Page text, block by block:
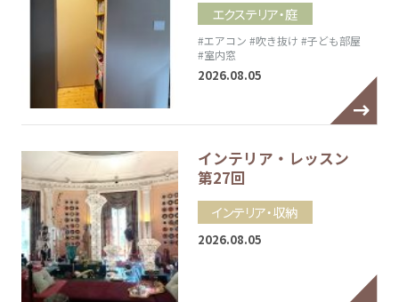
エクステリア・庭
#エアコン #吹き抜け #子ども部屋
#室内窓
2026.08.05
インテリア・レッスン
第27回
インテリア・収納
2026.08.05